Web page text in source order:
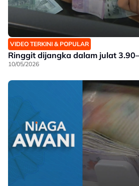
VIDEO TERKINI & POPULAR
Ringgit dijangka dalam julat
10/05/2026